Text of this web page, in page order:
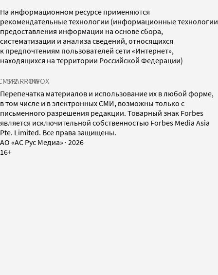
На информационном ресурсе применяются
рекомендательные технологии (информационные технологии
предоставления информации на основе сбора,
систематизации и анализа сведений, относящихся
к предпочтениям пользователей сети «Интернет»,
находящихся на территории Российской Федерации)
SPARROWINFOX
Перепечатка материалов и использование их в любой форме,
в том числе и в электронных СМИ, возможны только с
письменного разрешения редакции. Товарный знак Forbes
является исключительной собственностью Forbes Media Asia
Pte. Limited. Все права защищены.
AO «АС Рус Медиа» · 2026
16+